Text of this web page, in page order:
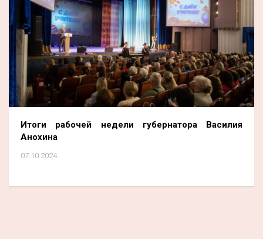
Итоги рабочей недели губернатора Василия
Анохина
07.10.2024